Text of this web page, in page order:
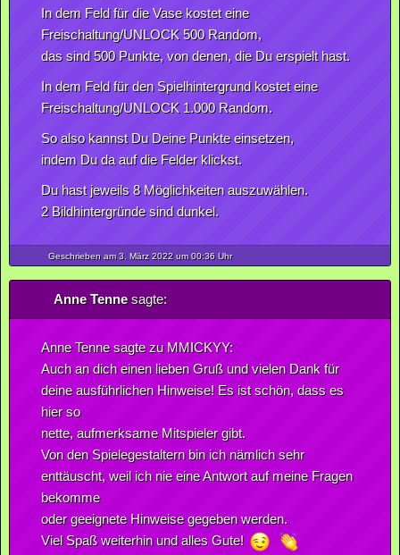
In dem Feld für die Vase kostet eine
Freischaltung/UNLOCK 500 Random,
das sind 500 Punkte, von denen, die Du erspielt hast.
In dem Feld für den Spielhintergrund kostet eine
Freischaltung/UNLOCK 1.000 Random.
So also kannst Du Deine Punkte einsetzen,
indem Du da auf die Felder klickst.
Du hast jeweils 8 Möglichkeiten auszuwählen.
2 Bildhintergründe sind dunkel.
Geschrieben am 3. März2022um 00:36 Uhr
Anne Tennesagte:
Anne Tenne sagte zu MMICKYY:
Auch an dich einen lieben Gruß und vielen Dank für
deine ausführlichen Hinweise! Es ist schön, dass es
hier so
nette, aufmerksame Mitspieler gibt.
Von den Spielegestaltern bin ich nämlich sehr
enttäuscht, weil ich nie eine Antwort auf meine Fragen
bekomme
oder geeignete Hinweise gegeben werden.
Viel Spaß weiterhin und alles Gute!